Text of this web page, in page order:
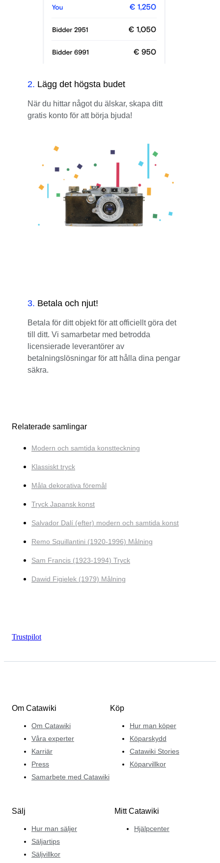
2. Lägg det högsta budet
När du hittar något du älskar, skapa ditt
gratis konto för att börja bjuda!
3. Betala och njut!
Betala för ditt objekt för att officiellt göra det
till ditt. Vi samarbetar med betrodda
licensierade leverantörer av
betalningslösningar för att hålla dina pengar
säkra.
Relaterade samlingar
Modern och samtida konstteckning
Klassiskt tryck
Måla dekorativa föremål
Tryck Japansk konst
Salvador Dalí (efter) modern och samtida konst
Remo Squillantini (1920-1996) Målning
Sam Francis (1923-1994) Tryck
Dawid Figielek (1979) Målning
Trustpilot
Om Catawiki
Om Catawiki
Våra experter
Karriär
Press
Samarbete med Catawiki
Köp
Hur man köper
Köparskydd
Catawiki Stories
Köparvillkor
Sälj
Hur man säljer
Säljartips
Säljvillkor
Mitt Catawiki
Hjälpcenter